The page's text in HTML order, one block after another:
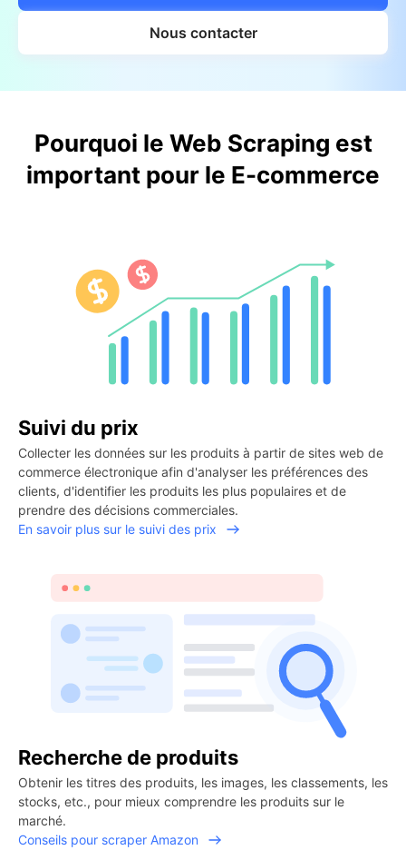
Nous contacter
Pourquoi le Web Scraping est
important pour le E-commerce
Suivi du prix
Collecter les données sur les produits à partir de sites web de
commerce électronique afin d'analyser les préférences des
clients, d'identifier les produits les plus populaires et de
prendre des décisions commerciales.
En savoir plus sur le suivi des prix
Recherche de produits
Obtenir les titres des produits, les images, les classements, les
stocks, etc., pour mieux comprendre les produits sur le
marché.
Conseils pour scraper Amazon